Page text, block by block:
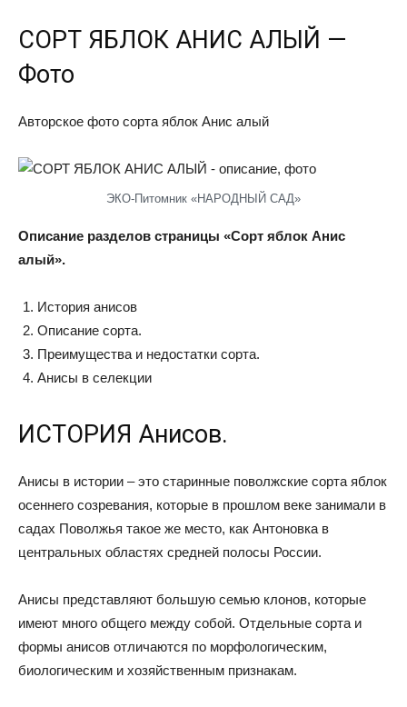
СОРТ ЯБЛОК АНИС АЛЫЙ —
Фото
Авторское фото сорта яблок Анис алый
ЭКО-Питомник «НАРОДНЫЙ САД»
Описание разделов страницы «Сорт яблок Анис
алый».
История анисов
Описание сорта.
Преимущества и недостатки сорта.
Анисы в селекции
ИСТОРИЯ Анисов.
Анисы в истории – это старинные поволжские сорта яблок
осеннего созревания, которые в прошлом веке занимали в
садах Поволжья такое же место, как Антоновка в
центральных областях средней полосы России.
Анисы представляют большую семью клонов, которые
имеют много общего между собой. Отдельные сорта и
формы анисов отличаются по морфологическим,
биологическим и хозяйственным признакам.